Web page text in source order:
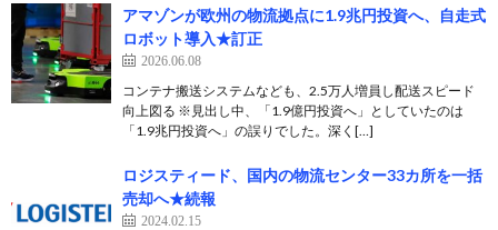
アマゾンが欧州の物流拠点に1.9兆円投資へ、自走式
ロボット導入★訂正
2026.06.08
コンテナ搬送システムなども、2.5万人増員し配送スピード
向上図る ※見出し中、「1.9億円投資へ」としていたのは
「1.9兆円投資へ」の誤りでした。深く[…]
ロジスティード、国内の物流センター33カ所を一括
売却へ★続報
2024.02.15